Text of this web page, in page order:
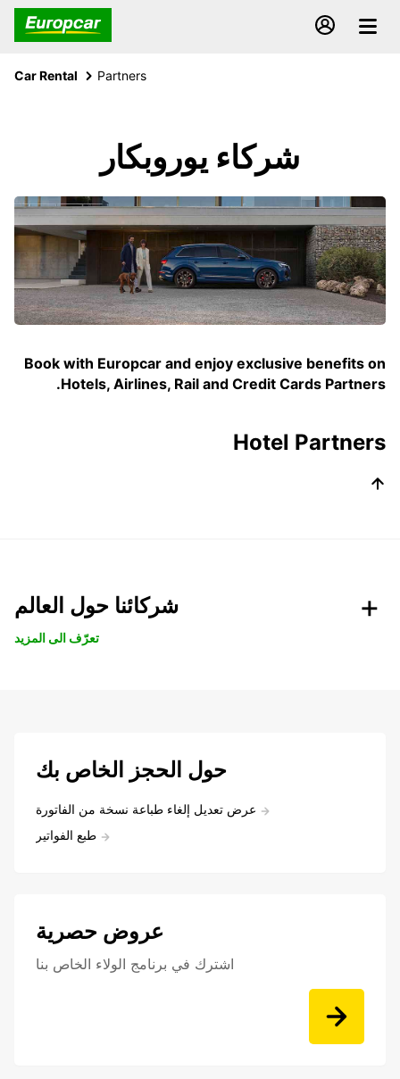
Car Rental Partners
شركاء يوروبكار
Book with Europcar and enjoy exclusive benefits on
Hotels, Airlines, Rail and Credit Cards Partners.
Hotel Partners
شركائنا حول العالم
تعرّف الى المزيد
حول الحجز الخاص بك
عرض تعديل إلغاء طباعة نسخة من الفاتورة
طبع الفواتير
عروض حصرية
اشترك في برنامج الولاء الخاص بنا